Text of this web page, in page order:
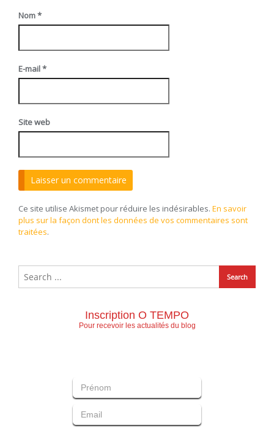
Nom*
E-mail*
Site web
Ce site utilise Akismet pour réduire les indésirables. En savoir
plus sur la façon dont les données de vos commentaires sont
traitées.
Inscription O TEMPO
Pour recevoir les actualités du blog